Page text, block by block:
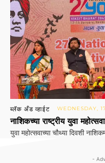
ब्लॅक अँड व्हाईट WEDNESDAY,
नाशिकच्या राष्ट्रीय युवा
युवा महोत्सवाच्या चौथ्या दिवशी
-